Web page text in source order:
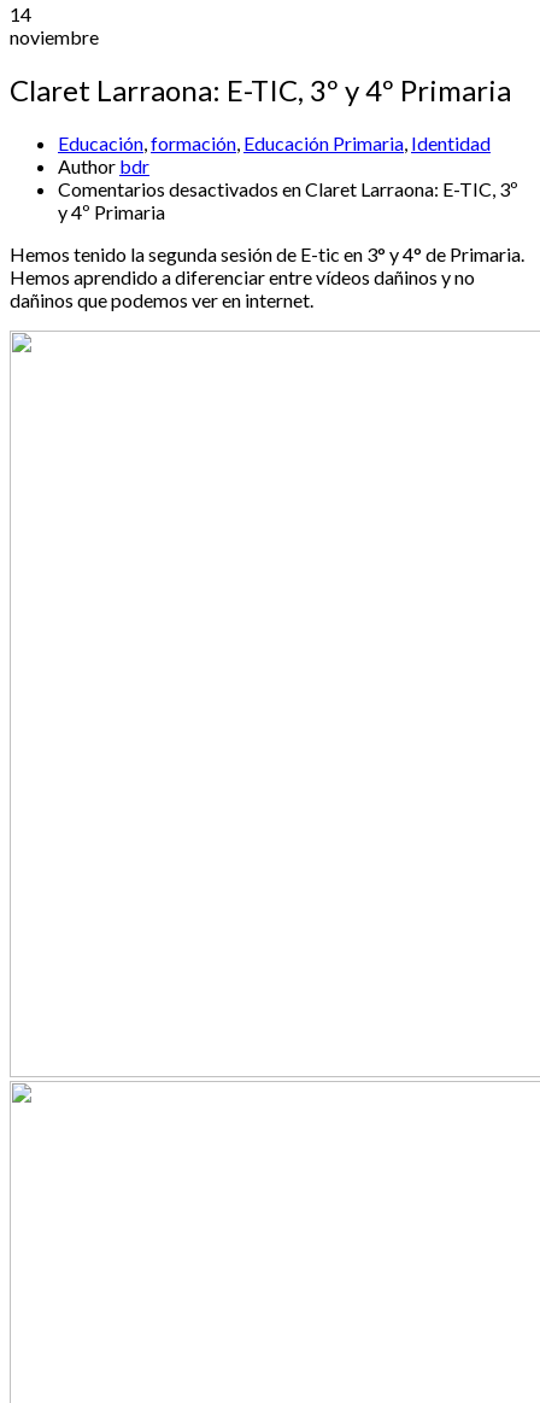
14
noviembre
Claret Larraona: E-TIC, 3º y 4º Primaria
Educación formación Educación Primaria Identidad
Author bdr
Comentarios desactivados en Claret Larraona: E-TIC, 3º
y 4º Primaria
Hemos tenido la segunda sesión de E-tic en 3° y 4° de Primaria.
Hemos aprendido a diferenciar entre vídeos dañinos y no
dañinos que podemos ver en internet.